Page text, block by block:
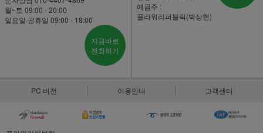
월~토 09:00 - 20:00
일요일·공휴일 09:00 - 18:00
지금바로
전화하기
예금주 :
플라워리퍼블릭(박상현)
PC 버전 이용안내 고객센터